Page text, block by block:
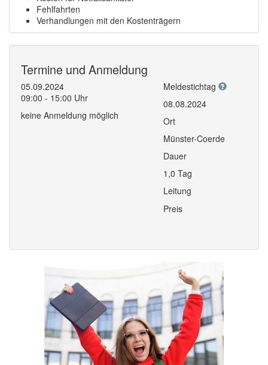
Fehlfahrten
Verhandlungen mit den Kostenträgern
Termine und Anmeldung
05.09.2024
09:00 - 15:00 Uhr
keine Anmeldung möglich
Meldestichtag
08.08.2024
Ort
Münster-Coerde
Dauer
1,0 Tag
Leitung
Preis